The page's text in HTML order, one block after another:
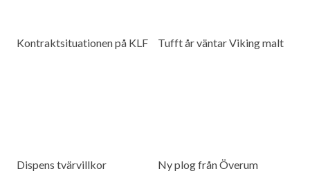
Kontraktsituationen på KLF Tufft år väntar Viking malt
Dispens tvärvillkor Ny plog från Överum